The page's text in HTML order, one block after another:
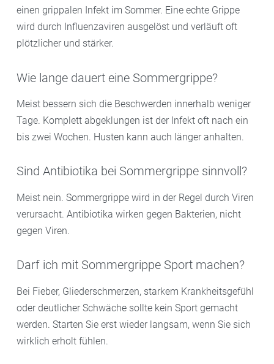
einen grippalen Infekt im Sommer. Eine echte Grippe
wird durch Influenzaviren ausgelöst und verläuft oft
plötzlicher und stärker.
Wie lange dauert eine Sommergrippe?
Meist bessern sich die Beschwerden innerhalb weniger
Tage. Komplett abgeklungen ist der Infekt oft nach ein
bis zwei Wochen. Husten kann auch länger anhalten.
Sind Antibiotika bei Sommergrippe sinnvoll?
Meist nein. Sommergrippe wird in der Regel durch Viren
verursacht. Antibiotika wirken gegen Bakterien, nicht
gegen Viren.
Darf ich mit Sommergrippe Sport machen?
Bei Fieber, Gliederschmerzen, starkem Krankheitsgefühl
oder deutlicher Schwäche sollte kein Sport gemacht
werden. Starten Sie erst wieder langsam, wenn Sie sich
wirklich erholt fühlen.